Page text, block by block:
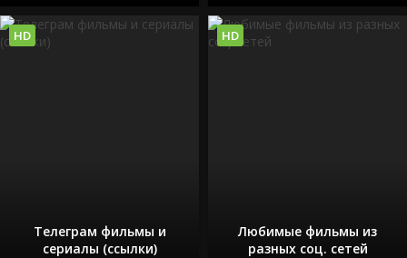
Телеграм фильмы и
сериалы (ссылки)
HD
Любимые фильмы из
разных соц. сетей
HD